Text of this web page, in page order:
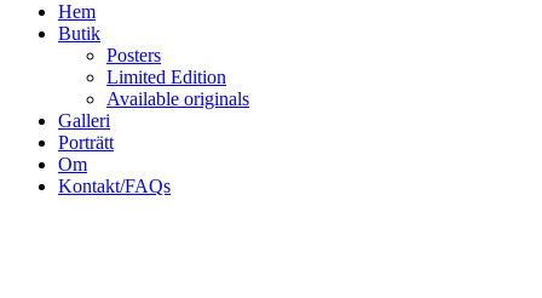
Hem
Butik
Posters
Limited Edition
Available originals
Galleri
Porträtt
Om
Kontakt/FAQs